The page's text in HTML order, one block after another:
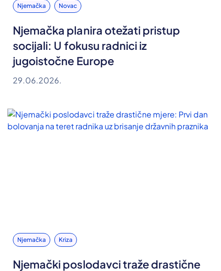
Njemačka Novac
Njemačka planira otežati pristup
socijali: U fokusu radnici iz
jugoistočne Europe
29.06.2026.
Njemačka Kriza
Njemački poslodavci traže drastične